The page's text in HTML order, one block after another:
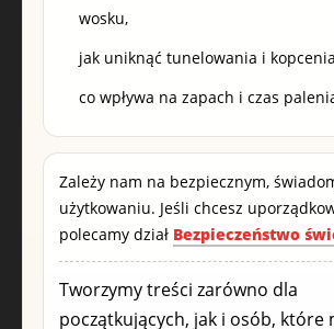
wosku,
jak uniknąć tunelowania i
co wpływa na zapach i czas
Zależy nam na bezpiecznym,
użytkowaniu. Jeśli chcesz
polecamy dział Bezpieczeństwo
Tworzymy treści zarówno dla
początkujących, jak i osób, które